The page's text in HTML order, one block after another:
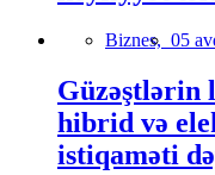
Biznes, 05
Güzəştlərin
hibrid və
istiqaməti